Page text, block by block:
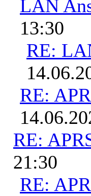
LAN
13:30
RE:
RE:
RE:
21:30
RE: